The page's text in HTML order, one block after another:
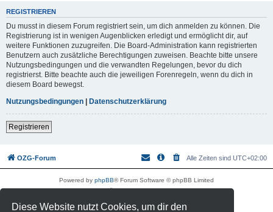
Diese Website nutzt Cookies, um dir den
REGISTRIEREN
Du musst in diesem Forum registriert sein, um dich anmelden zu können. Die
Registrierung ist in wenigen Augenblicken erledigt und ermöglicht dir, auf
weitere Funktionen zuzugreifen. Die Board-Administration kann registrierten
Benutzern auch zusätzliche Berechtigungen zuweisen. Beachte bitte unsere
Nutzungsbedingungen und die verwandten Regelungen, bevor du dich
registrierst. Bitte beachte auch die jeweiligen Forenregeln, wenn du dich in
diesem Board bewegst.
Nutzungsbedingungen | Datenschutzerklärung
Registrieren
OZG-Forum Alle Zeiten sind UTC+02:00
Powered by phpBB® Forum Software © phpBB Limited
Datenschutz |Nutzungsbedingungen